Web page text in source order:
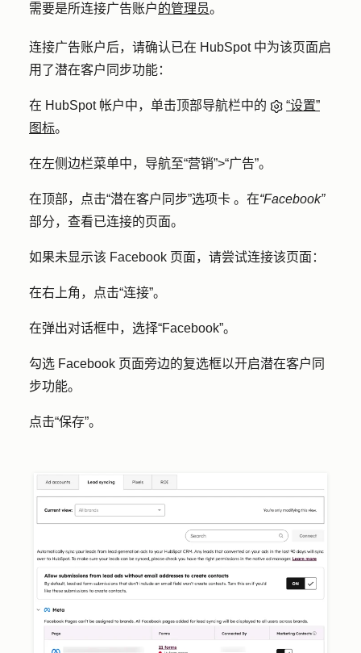
需要是所连接广告账户的管理员。
连接广告账户后，请确认已在 HubSpot 中为该页面启
用了潜在客户同步功能：
在 HubSpot 帐户中，单击顶部导航栏中的
“设置”
图标。
在左侧边栏菜单中，导航至“营销”>“广告”。
在顶部，点击“潜在客户同步”选项卡 。在“Facebook”
部分，查看已连接的页面。
如果未显示该 Facebook 页面，请尝试连接该页面：
在右上角，点击“连接”。
在弹出对话框中，选择“Facebook”。
勾选 Facebook 页面旁边的复选框以开启潜在客户同
步功能。
点击“保存”。